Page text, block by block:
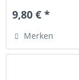
9,80 € *
Merken